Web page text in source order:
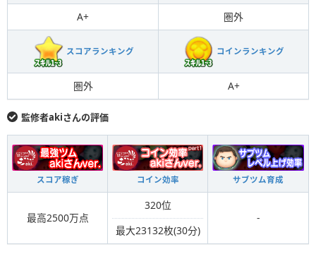
A+ 圏外
スコアランキング コインランキング
圏外 A+
監修者akiさんの評価
スコア稼ぎ コイン効率 サブツム育成
最高2500万点
320位
最大23132枚(30分)
-